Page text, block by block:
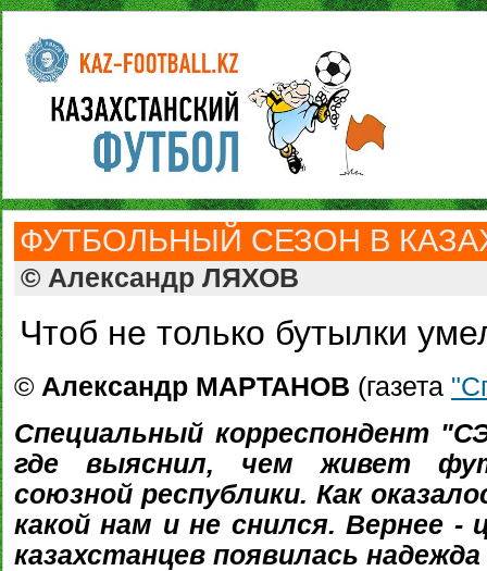
ФУТБОЛЬНЫЙ СЕЗОН В
© Александр ЛЯХОВ
Чтоб не только бутылки
© Александр МАРТАНОВ (газета
Специальный корреспондент
где выяснил, чем живет
союзной республики. Как
какой нам и не снился. Вернее -
казахстанцев появилась